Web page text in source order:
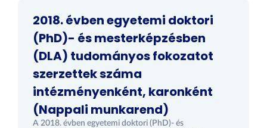
2018. évben egyetemi doktori
(PhD)- és mesterképzésben
(DLA) tudományos fokozatot
szerzettek száma
intézményenként, karonként
(Nappali munkarend)
A 2018. évben egyetemi doktori (PhD)- és